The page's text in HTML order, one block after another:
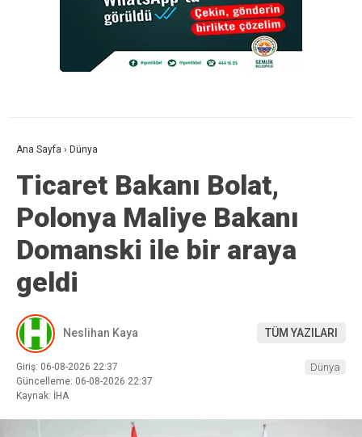
Ana Sayfa › Dünya
Ticaret Bakanı Bolat,
Polonya Maliye Bakanı
Domanski ile bir araya
geldi
Neslihan Kaya TÜM YAZILARI
Giriş: 06-08-2026 22:37
Güncelleme: 06-08-2026 22:37
Kaynak: İHA
Dünya